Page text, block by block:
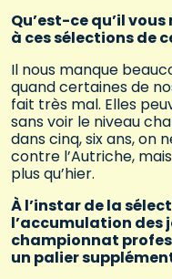
Qu’est-ce qu’il
à ces sélections de
Il nous manque
quand certaines de
fait très mal. Elles
sans voir le niveau
dans cinq, six ans,
contre l’Autriche,
plus qu’hier.
À l’instar de la
l’accumulation des
championnat
un palier